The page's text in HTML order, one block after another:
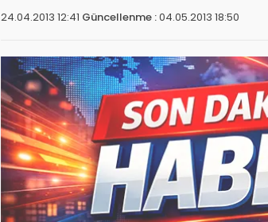
24.04.2013 12:41 Güncellenme :04.05.2013 18:50